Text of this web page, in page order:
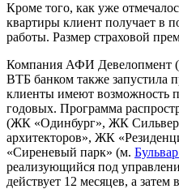
Кроме того, как уже
квартиры клиент получает в
работы. Размер страховой
Компания АФИ Девелопмент
ВТБ банком также запустила
клиенты имеют возможность
годовых. Программа
(ЖК «Одинбург», ЖК
архитекторов», ЖК
«Сиреневый парк» (м.
реализующийся под
действует 12 месяцев, а затем